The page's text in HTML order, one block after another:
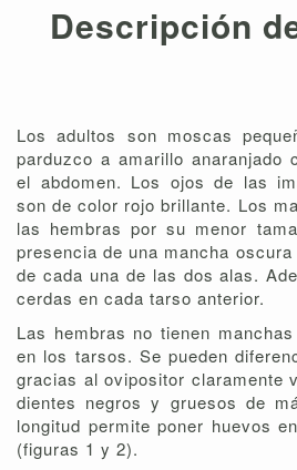
Descripción
Los adultos son moscas
parduzco a amarillo anaranjado
el abdomen. Los ojos de las
son de color rojo brillante. Los
las hembras por su menor
presencia de una mancha
de cada una de las dos alas.
cerdas en cada tarso anterior.
Las hembras no tienen
en los tarsos. Se pueden
gracias al ovipositor claramente
dientes negros y gruesos de
longitud permite poner huevos
(figuras 1 y 2).